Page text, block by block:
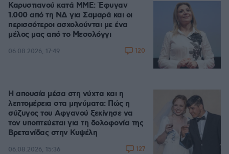
Καρυστιανού κατά ΜΜΕ: Έφυγαν
1.000 από τη ΝΔ για Σαμαρά και οι
περισσότεροι ασχολούνται με ένα
μέλος μας από το Μεσολόγγι
06.08.2026, 17:49 120
Η απουσία μέσα στη νύχτα και η
λεπτομέρεια στα μηνύματα: Πώς η
σύζυγος του Αφγανού ξεκίνησε να
τον υποπτεύεται για τη δολοφονία της
Βρετανίδας στην Κυψέλη
06.08.2026, 15:36 127